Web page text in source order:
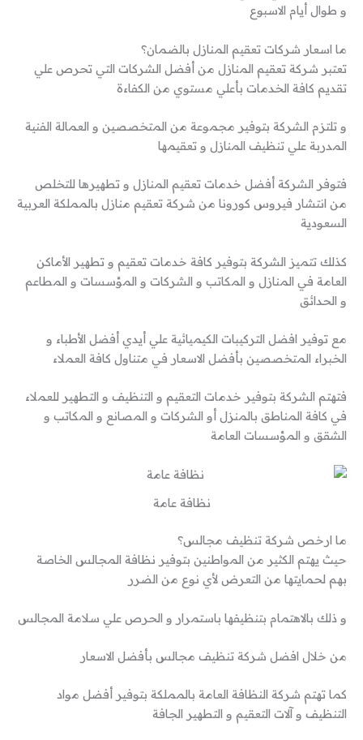
و طوال أيام الاسبوع
ما اسعار شركات تعقيم المنازل بالضمان؟
تعتبر شركة تعقيم المنازل من أفضل الشركات التي تحرص علي
تقديم كافة الخدمات بأعلي مستوي من الكفاءة
و تلتزم الشركة بتوفير مجموعة من المتخصصين و العمالة الفنية
المدربة علي تنظيف المنازل و تعقيمها
فتوفر الشركة أفضل خدمات تعقيم المنازل و تطهيرها للتخلص
من انتشار فيروس كورونا من شركة تعقيم منازل بالمملكة العربية
السعودية
كذلك تتميز الشركة بتوفير كافة خدمات تعقيم و تطهير الأماكن
العامة في المنازل و المكاتب و الشركات و المؤسسات و المطاعم
و الحدائق
مع توفير افضل التركيبات الكيميائية علي أيدي أفضل الأطباء و
الخبراء المتخصصين بأفضل الاسعار في متناول كافة العملاء
فتهتم الشركة بتوفير خدمات التعقيم و التنظيف و التطهير للعملاء
في كافة المناطق بالمنزل أو الشركات و المصانع و المكاتب و
الشقق و المؤسسات العامة
نظافة عامة
ما ارخص شركة تنظيف مجالس؟
حيث يهتم الكثير من المواطنين بتوفير نظافة المجالس الخاصة
بهم لحمايتها من التعرض لأي نوع من الضرر
و ذلك بالاهتمام بتنظيفها باستمرار و الحرص علي سلامة المجالس
من خلال افضل شركة تنظيف مجالس بأفضل الاسعار
كما تهتم شركة النظافة العامة بالمملكة بتوفير أفضل مواد
التنظيف و آلات التعقيم و التطهير الجافة